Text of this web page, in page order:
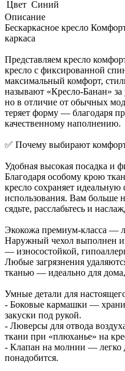
Цвет Синий
Описание
Бескаркасное кресло
каркаса
Представляем кресло
кресло с фиксированной
максимальный комфорт,
называют «Кресло-Банан»
но в отличие от обычных
теряет форму — благодаря
качественному наполнению.
✅ Почему выбирают
Удобная высокая посадка и
Благодаря особому крою
кресло сохраняет
использования. Вам больше
сядьте, расслабьтесь и
Экокожа премиум-класса —
Наружный чехол выполнен
— износостойкой,
Любые загрязнения
тканью — идеально для
Умные детали для
- Боковые кармашки —
закуски под рукой.
- Люверсы для отвода
ткани при «плюханье» на
- Клапан на молнии — легко
понадобится.